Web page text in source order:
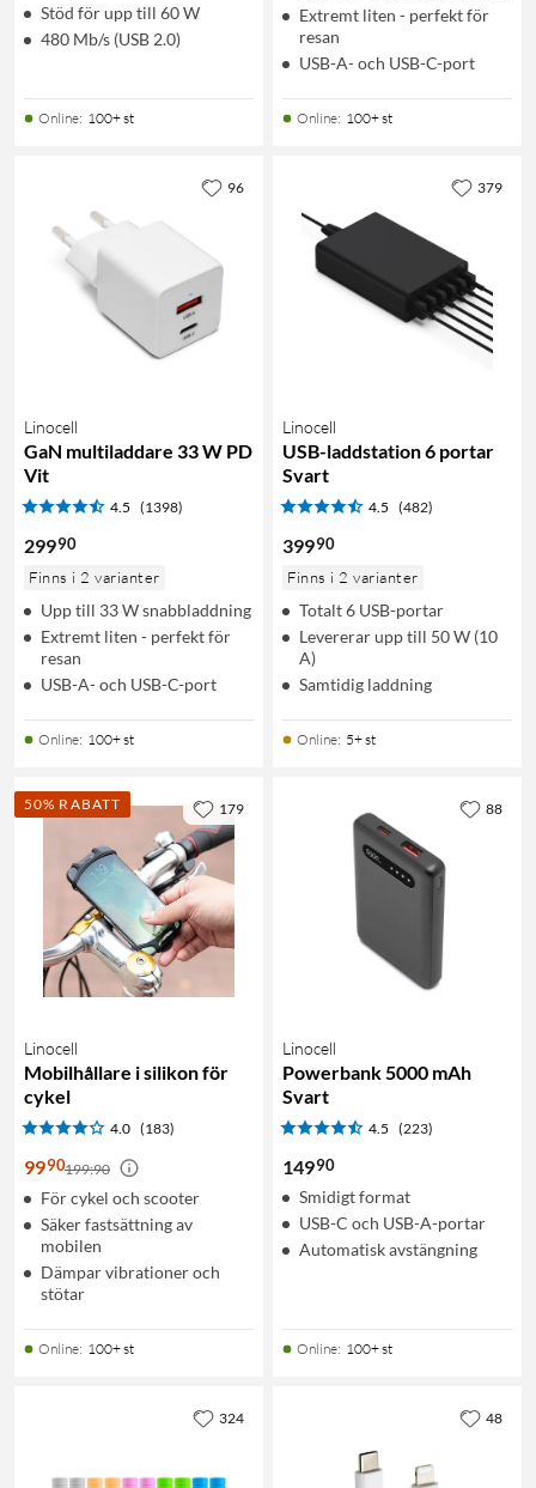
Stöd för upp till 60 W
480 Mb/s (USB 2.0)
Online: 100+ st
Extremt liten - perfekt för
resan
USB-A- och USB-C-port
Online: 100+ st
Linocell
GaN multiladdare 33 W PD
Vit
4.5 (1398)
29990
Finns i 2 varianter
Upp till 33 W snabbladdning
Extremt liten - perfekt för
resan
USB-A- och USB-C-port
Online: 100+ st
96
Linocell
USB-laddstation 6 portar
Svart
4.5 (482)
39990
Finns i 2 varianter
Totalt 6 USB-portar
Levererar upp till 50 W (10
A)
Samtidig laddning
Online: 5+ st
379
50% RABATT
Linocell
Mobilhållare i silikon för
cykel
4.0 (183)
9990199:90
För cykel och scooter
Säker fastsättning av
mobilen
Dämpar vibrationer och
stötar
Online: 100+ st
179
Linocell
Powerbank 5000 mAh
Svart
4.5 (223)
14990
Smidigt format
USB-C och USB-A-portar
Automatisk avstängning
Online: 100+ st
88
324 48